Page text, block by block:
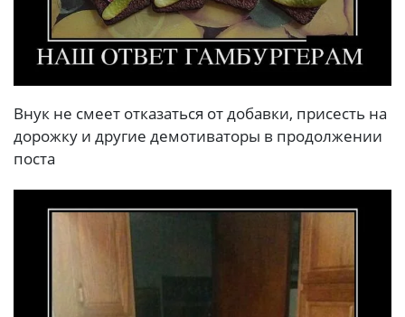
Внук не смеет отказаться от добавки, присесть на
дорожку и другие демотиваторы в продолжении
поста